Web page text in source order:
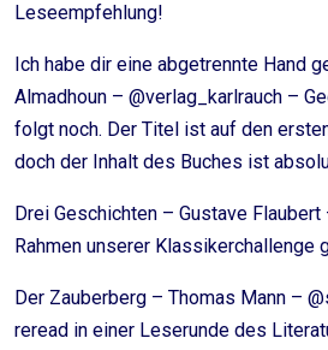
Leseempfehlung!
Ich habe dir eine abgetrennte Hand
Almadhoun – @verlag_karlrauch –
folgt noch. Der Titel ist auf den
doch der Inhalt des Buches ist
Drei Geschichten – Gustave
Rahmen unserer Klassikerchallenge
Der Zauberberg – Thomas Mann –
reread in einer Leserunde des